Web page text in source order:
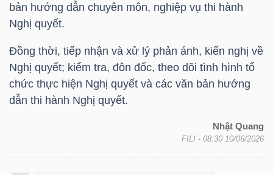
bản hướng dẫn chuyên môn, nghiệp vụ thi hành
Nghị quyết.
Đồng thời, tiếp nhận và xử lý phản ánh, kiến nghị về
Nghị quyết; kiểm tra, đôn đốc, theo dõi tình hình tổ
chức thực hiện Nghị quyết và các văn bản hướng
dẫn thi hành Nghị quyết.
Nhật Quang
FILI - 08:30 10/06/2026
LƯỢNG
LIỆU